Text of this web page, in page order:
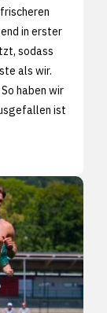
in erster
sodass
als wir.
haben wir
ist